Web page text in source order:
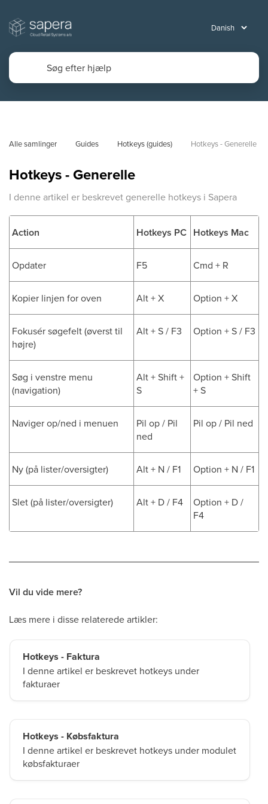
Alle samlinger Guides Hotkeys (guides) Hotkeys - Generelle
Hotkeys - Generelle
I denne artikel er beskrevet generelle hotkeys i Sapera
Action Hotkeys PC Hotkeys Mac
Opdater F5 Cmd + R
Kopier linjen for oven Alt + X Option + X
Fokusér søgefelt (øverst til
højre)
Alt + S / F3 Option + S / F3
Søg i venstre menu
(navigation)
Alt + Shift +
S
Option + Shift
+ S
Naviger op/ned i menuen
Pil op / Pil
ned
Pil op / Pil ned
Ny (på lister/oversigter) Alt + N / F1 Option + N / F1
Slet (på lister/oversigter) Alt + D / F4
Option + D /
F4
Vil du vide mere?
Læs mere i disse relaterede artikler:
Hotkeys - Faktura
I denne artikel er beskrevet hotkeys under
fakturaer
Hotkeys - Købsfaktura
I denne artikel er beskrevet hotkeys under modulet
købsfakturaer